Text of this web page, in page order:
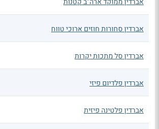
אברדין סחורות חוזים ארוכי טווח
אברדין סל מתכות יקרות
אברדין פלדיום פיזי
אברדין פלטינה פיזית